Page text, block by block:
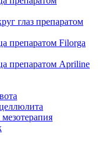
глаз препаратом
препаратом Filorga
препаратом Apriline